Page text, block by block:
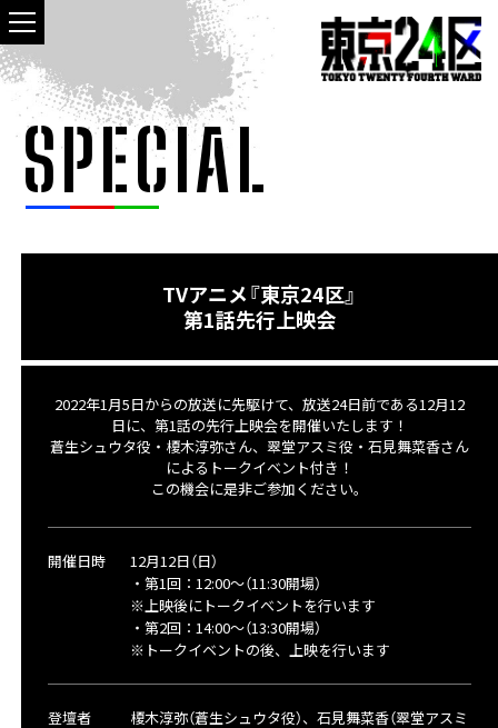
SPECIAL
TVアニメ『東京24区』
第1話先行上映会
2022年1月5日からの放送に先駆けて、放送24日前である12月12
日に、第1話の先行上映会を開催いたします！
蒼生シュウタ役・榎木淳弥さん、翠堂アスミ役・石見舞菜香さん
によるトークイベント付き！
この機会に是非ご参加ください。
開催日時
12月12日（日）
・第1回：12:00～（11:30開場）
※上映後にトークイベントを行います
・第2回：14:00～（13:30開場）
※トークイベントの後、上映を行います
登壇者
榎木淳弥（蒼生シュウタ役）、石見舞菜香（翠堂アスミ